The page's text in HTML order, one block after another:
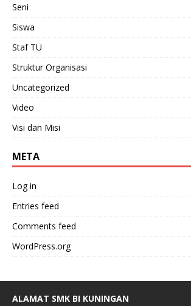
Seni
Siswa
Staf TU
Struktur Organisasi
Uncategorized
Video
Visi dan Misi
META
Log in
Entries feed
Comments feed
WordPress.org
ALAMAT SMK BI KUNINGAN